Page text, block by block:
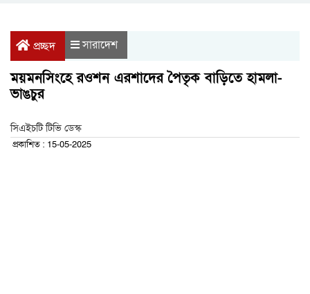
প্রচ্ছদ সারাদেশ
ময়মনসিংহে রওশন এরশাদের পৈতৃক বাড়িতে হামলা-
ভাঙচুর
সিএইচটি টিভি ডেস্ক
প্রকাশিত : 15-05-2025